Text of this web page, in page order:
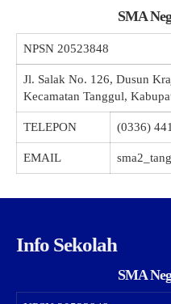
SMA
NPSN 20523848
Jl. Salak No. 126, Dusun
Kecamatan Tanggul,
TELEPON (0336)
EMAIL
Info Sekolah
SMA